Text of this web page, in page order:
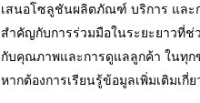
เสนอโซลูชันผลิตภัณฑ์ บริการ และ
สำคัญกับการร่วมมือในระยะยาวที่
กับคุณภาพและการดูแลลูกค้า ในทุก
หากต้องการเรียนรู้ข้อมูลเพิ่มเติมเกี่